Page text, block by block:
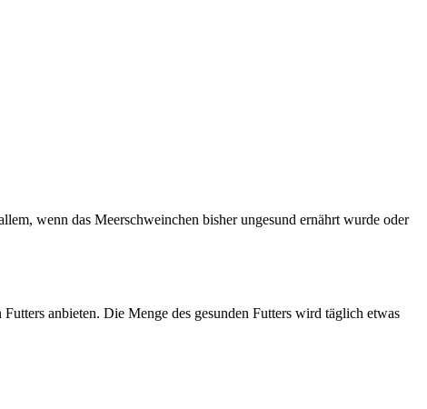
wenn das Meerschweinchen bisher ungesund ernährt wurde oder
anbieten. Die Menge des gesunden Futters wird täglich etwas